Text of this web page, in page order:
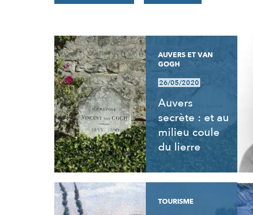
RÉSULTATS
AUVERS ET VAN
GOGH
26/05/2020
Auvers
secrète : et au
milieu coule
du lierre
TOURISME